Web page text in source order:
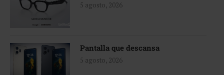
5 agosto, 2026
Pantalla que descansa
5 agosto, 2026